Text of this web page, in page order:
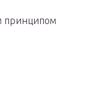
принципом